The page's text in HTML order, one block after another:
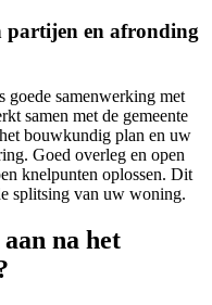
partijen en afronding
goede samenwerking met
samen met de gemeente
bouwkundig plan en uw
Goed overleg en open
knelpunten oplossen. Dit
splitsing van uw woning.
na het